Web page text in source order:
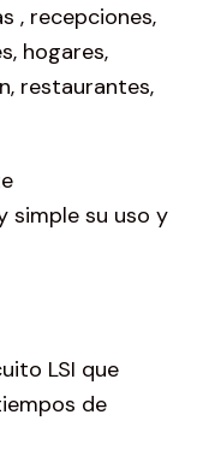
, recepciones,
hogares,
restaurantes,
simple su uso y
LSI que
de